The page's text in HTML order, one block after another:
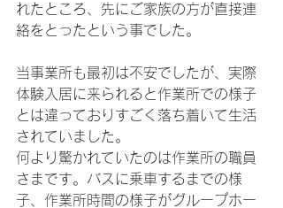
れたところ、先にご家族の方が直接連
絡をとったという事でした。
当事業所も最初は不安でしたが、実際
体験入居に来られると作業所での様子
とは違っておりすごく落ち着いて生活
されていました。
何より驚かれていたのは作業所の職員
さまです。バスに乗車するまでの様
子、作業所時間の様子がグループホー